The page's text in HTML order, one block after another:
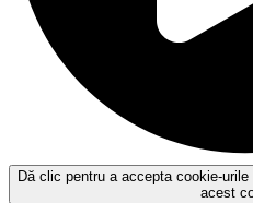
Dă clic pentru a accepta cookie-
acest